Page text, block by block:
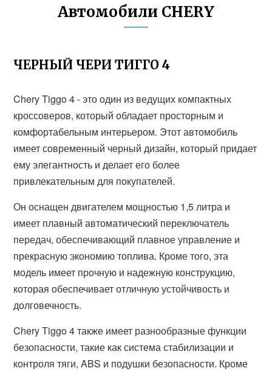
Автомобили CHERY
ЧЕРНЫЙ ЧЕРИ ТИГГО 4
Chery Tiggo 4 - это один из ведущих компактных
кроссоверов, который обладает просторным и
комфортабельным интерьером. Этот автомобиль
имеет современный черный дизайн, который придает
ему элегантность и делает его более
привлекательным для покупателей.
Он оснащен двигателем мощностью 1,5 литра и
имеет плавный автоматический переключатель
передач, обеспечивающий плавное управление и
прекрасную экономию топлива. Кроме того, эта
модель имеет прочную и надежную конструкцию,
которая обеспечивает отличную устойчивость и
долговечность.
Chery Tiggo 4 также имеет разнообразные функции
безопасности, такие как система стабилизации и
контроля тяги, ABS и подушки безопасности. Кроме